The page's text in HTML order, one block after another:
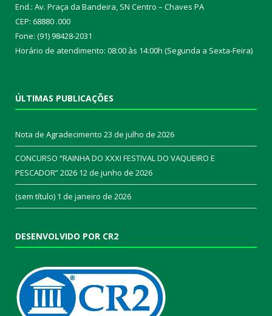
End.: Av. Praça da Bandeira, SN Centro – Chaves PA
CEP: 68880 .000
Fone: (91) 98428-2031
Horário de atendimento: 08:00 às 14:00h (Segunda a Sexta-Feira)
ÚLTIMAS PUBLICAÇÕES
Nota de Agradecimento 23 de julho de 2026
CONCURSO “RAINHA DO XXXI FESTIVAL DO VAQUEIRO E
PESCADOR” 2026 12 de junho de 2026
(sem título) 1 de janeiro de 2026
DESENVOLVIDO POR CR2